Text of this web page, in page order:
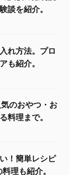
談を紹介。
れ方法。プロ
も紹介。
のおやつ・お
料理まで。
！簡単レシピ
理も紹介。